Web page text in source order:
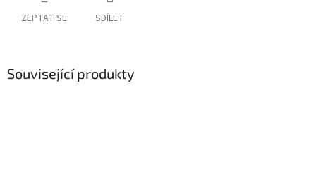
ZEPTAT SE SDÍLET
Související produkty